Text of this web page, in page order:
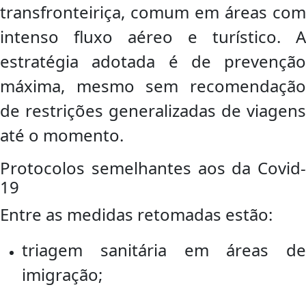
transfronteiriça, comum em áreas com
intenso fluxo aéreo e turístico. A
estratégia adotada é de prevenção
máxima, mesmo sem recomendação
de restrições generalizadas de viagens
até o momento.
Protocolos semelhantes aos da Covid-
19
Entre as medidas retomadas estão:
triagem sanitária em áreas de
imigração;